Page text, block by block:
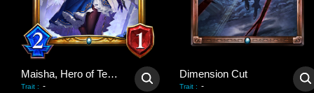
Maisha, Hero of Tenacity
Trait : -
Dimension Cut
Trait : -